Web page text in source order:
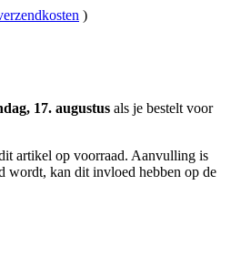
)
17. augustus als je bestelt voor
artikel op voorraad. Aanvulling is
wordt, kan dit invloed hebben op de